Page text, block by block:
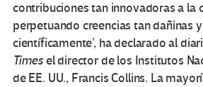
contribuciones tan innovadoras a la
perpetuando creencias tan dañinas
científicamente’, ha declarado al
Timesel director de los Institutos
de EE. UU., Francis Collins. La